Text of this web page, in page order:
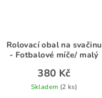
Rolovací obal na svačinu
- Fotbalové míče/ malý
380 Kč
Skladem (2 ks)